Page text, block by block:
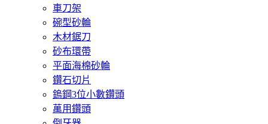
車刀架
碗型砂輪
木材鋸刀
砂布環帶
平面海棉砂輪
鑽石切片
鎢鋼3位小數鑽頭
萬用鑽頭